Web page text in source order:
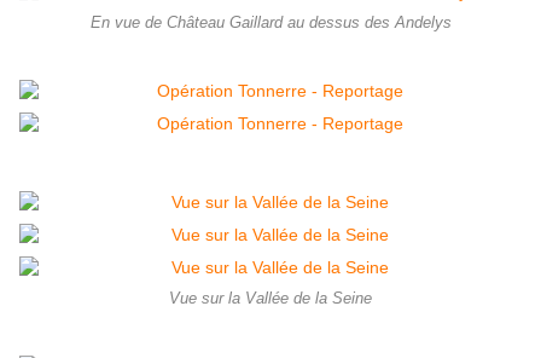
En vue de Château Gaillard au dessus des Andelys
Vue sur la Vallée de la Seine